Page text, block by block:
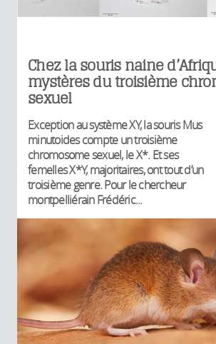
Chez la souris naine
mystères du troisième
sexuel
Exception au système XY, la souris Mus
minutoides compte un troisième
chromosome sexuel, le X*. Et ses
femelles X*Y, majoritaires, ont tout d’un
troisième genre. Pour le chercheur
montpelliérain Frédéric...